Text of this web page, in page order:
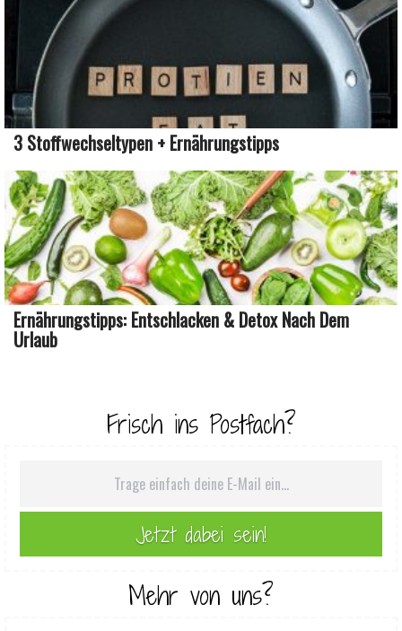
3 Stoffwechseltypen + Ernährungstipps
Ernährungstipps: Entschlacken & Detox Nach Dem
Urlaub
Frisch ins Postfach?
Mehr von uns?